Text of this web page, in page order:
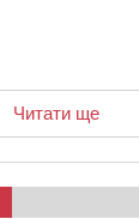
Читати ще